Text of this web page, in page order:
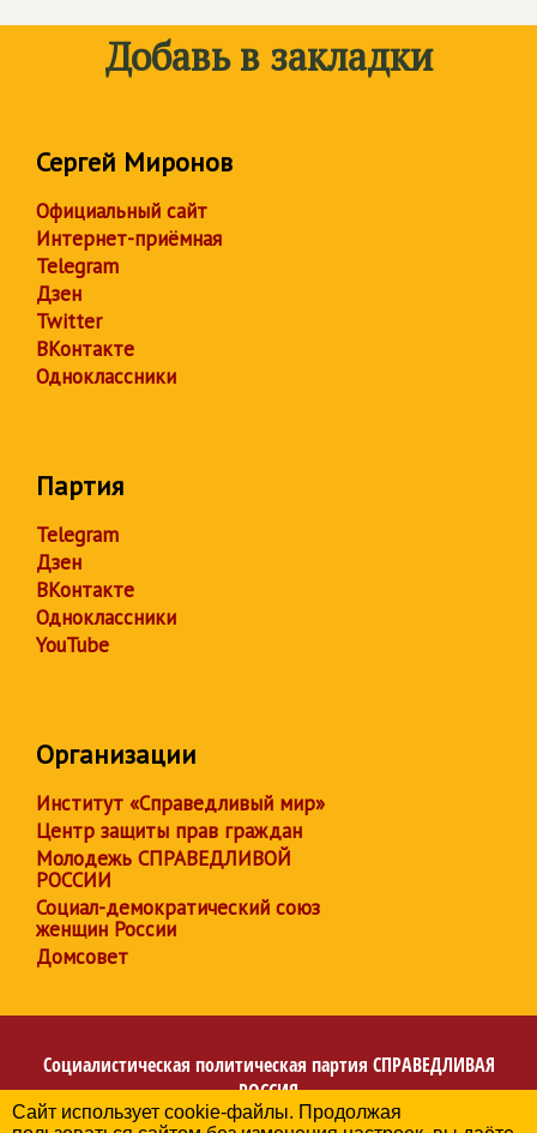
Добавь в закладки
Сергей Миронов
Официальный сайт
Интернет-приёмная
Telegram
Дзен
Twitter
ВКонтакте
Одноклассники
Партия
Telegram
Дзен
ВКонтакте
Одноклассники
YouTube
Организации
Институт «Справедливый мир»
Центр защиты прав граждан
Молодежь СПРАВЕДЛИВОЙ
РОССИИ
Социал-демократический союз
женщин России
Домсовет
Социалистическая политическая партия СПРАВЕДЛИВАЯ
РОССИЯ
Региональное отделение партии в Республике
Сайт использует cookie-файлы. Продолжая